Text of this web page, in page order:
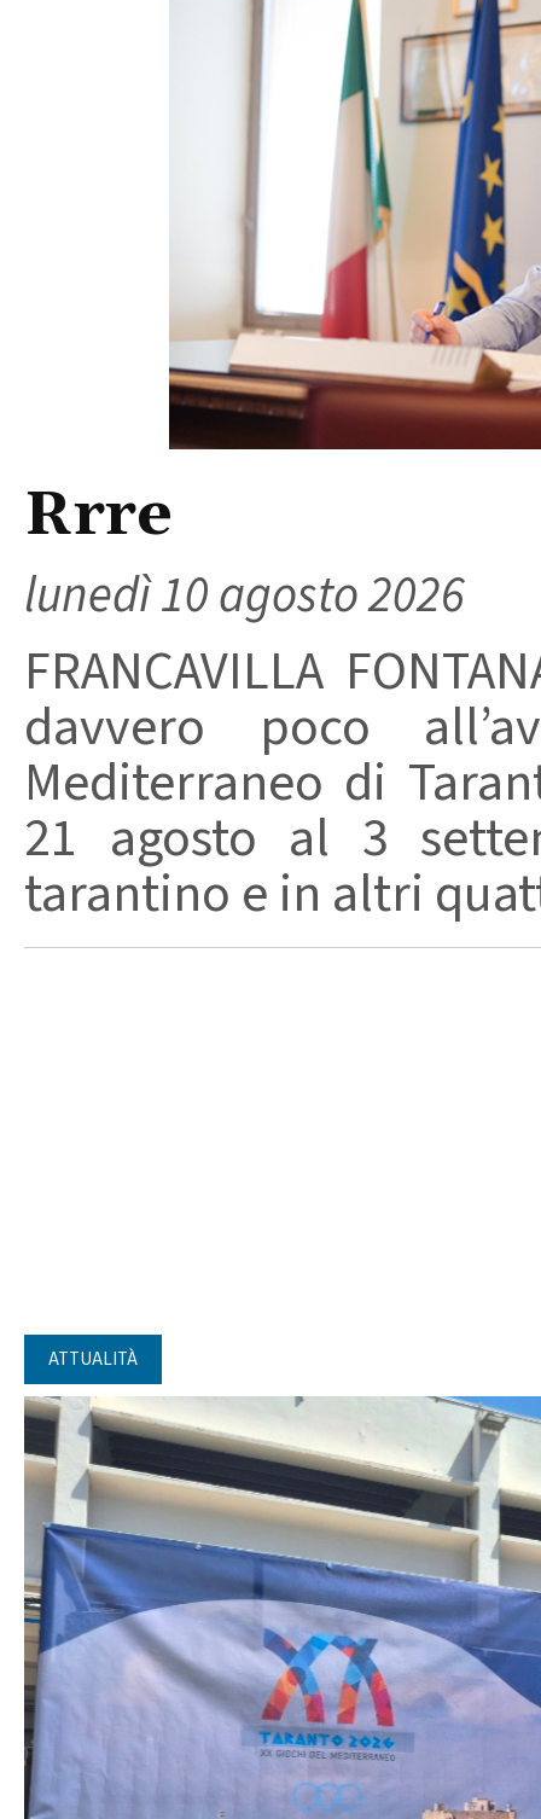
Rrre
lunedì 10 agosto 2026
FRANCAVILLA
davvero poco
Mediterraneo di
21 agosto al 3
tarantino e in altri
ATTUALITÀ